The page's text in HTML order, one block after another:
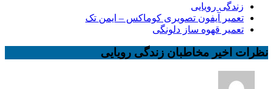
زندگی رویایی
تعمیر آیفون تصویری کوماکس – ایمن تک
تعمیر قهوه ساز دلونگی
نظرات اخیر مخاطبان زندگی رویایی